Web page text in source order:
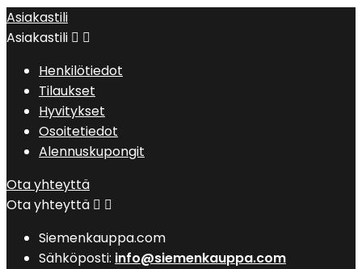
Asiakastili
Asiakastili  
Henkilötiedot
Tilaukset
Hyvitykset
Osoitetiedot
Alennuskupongit
Ota yhteyttä
Ota yhteyttä  
Siemenkauppa.com
Sähköposti: info@siemenkauppa.com